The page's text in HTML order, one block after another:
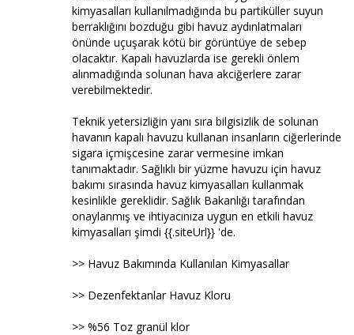
kimyasalları kullanılmadığında bu partiküller suyun
berraklığını bozduğu gibi havuz aydınlatmaları
önünde uçuşarak kötü bir görüntüye de sebep
olacaktır. Kapalı havuzlarda ise gerekli önlem
alınmadığında solunan hava akciğerlere zarar
verebilmektedir.
Teknik yetersizliğin yanı sıra bilgisizlik de solunan
havanın kapalı havuzu kullanan insanların ciğerlerinde
sigara içmişcesine zarar vermesine imkan
tanımaktadır. Sağlıklı bir yüzme havuzu için havuz
bakımı sırasında havuz kimyasalları kullanmak
kesinlikle gereklidir. Sağlık Bakanlığı tarafından
onaylanmış ve ihtiyacınıza uygun en etkili havuz
kimyasalları şimdi {{.siteUrl}} 'de.
>> Havuz Bakımında Kullanılan Kimyasallar
>> Dezenfektanlar Havuz Kloru
>> %56 Toz granül klor